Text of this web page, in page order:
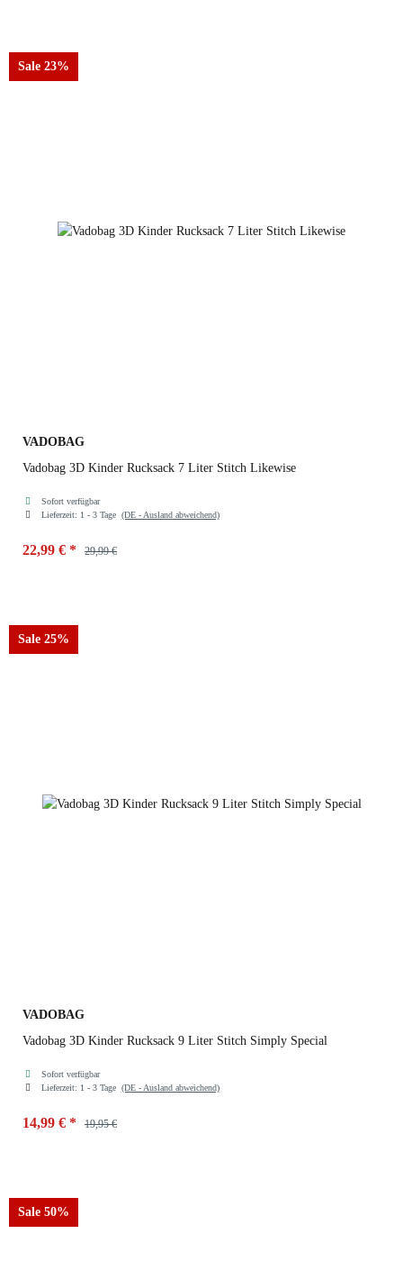
Sale 23%
VADOBAG
Vadobag 3D Kinder Rucksack 7 Liter Stitch Likewise
Sofort verfügbar
Lieferzeit: 1 - 3 Tage (DE - Ausland abweichend)
22,99 € * 29,99 €
Sale 25%
VADOBAG
Vadobag 3D Kinder Rucksack 9 Liter Stitch Simply Special
Sofort verfügbar
Lieferzeit: 1 - 3 Tage (DE - Ausland abweichend)
14,99 € * 19,95 €
Sale 50%